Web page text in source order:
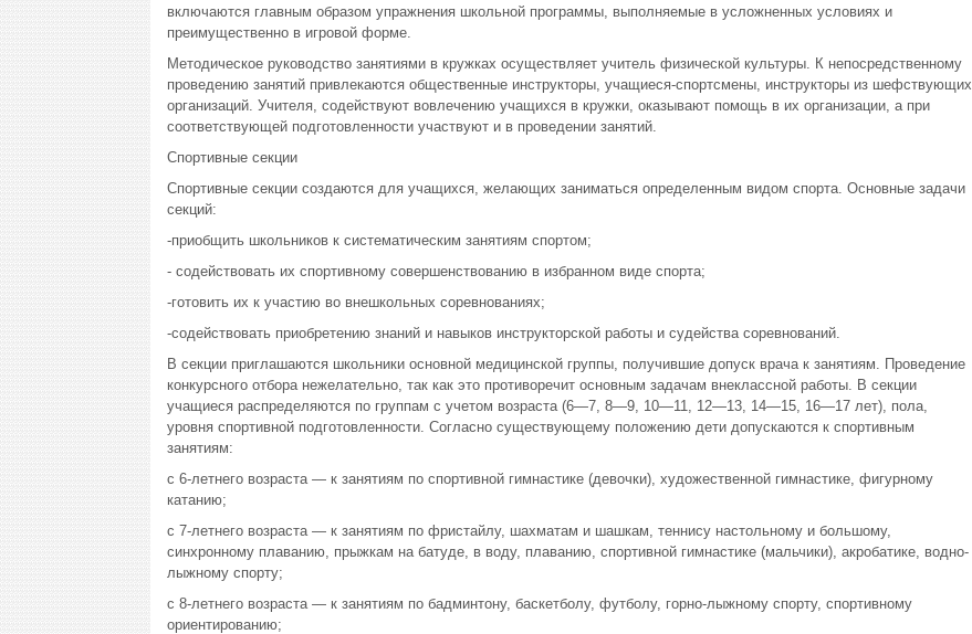
включаются главным образом упражнения школьной программы, выполняемые в усложненных условиях и
преимущественно в игровой форме.
Методическое руководство занятиями в кружках осуществляет учитель физической культуры. К непосредственному
проведению занятий привлекаются общественные инструкторы, учащиеся-спортсмены, инструкторы из шефствующих
организаций. Учителя, содействуют вовлечению учащихся в кружки, оказывают помощь в их организации, а при
соответствующей подготовленности участвуют и в проведении занятий.
Спортивные секции
Спортивные секции создаются для учащихся, желающих заниматься определенным видом спорта. Основные задачи
секций:
-приобщить школьников к систематическим занятиям спортом;
- содействовать их спортивному совершенствованию в избранном виде спорта;
-готовить их к участию во внешкольных соревнованиях;
-содействовать приобретению знаний и навыков инструкторской работы и судейства соревнований.
В секции приглашаются школьники основной медицинской группы, получившие допуск врача к занятиям. Проведение
конкурсного отбора нежелательно, так как это противоречит основным задачам внеклассной работы. В секции
учащиеся распределяются по группам с учетом возраста (6—7, 8—9, 10—11, 12—13, 14—15, 16—17 лет), пола,
уровня спортивной подготовленности. Согласно существующему положению дети допускаются к спортивным
занятиям:
с 6-летнего возраста — к занятиям по спортивной гимнастике (девочки), художественной гимнастике, фигурному
катанию;
с 7-летнего возраста — к занятиям по фристайлу, шахматам и шашкам, теннису настольному и большому,
синхронному плаванию, прыжкам на батуде, в воду, плаванию, спортивной гимнастике (мальчики), акробатике, водно-
лыжному спорту;
с 8-летнего возраста — к занятиям по бадминтону, баскетболу, футболу, горно-лыжному спорту, спортивному
ориентированию;